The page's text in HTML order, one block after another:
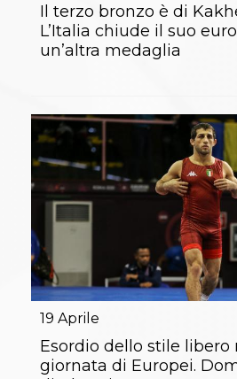
Il terzo bronzo è di
L’Italia chiude il suo
un’altra medaglia
19 Aprile
Esordio dello stile libero
giornata di Europei.